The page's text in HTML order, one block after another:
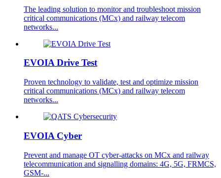
The leading solution to monitor and troubleshoot mission
critical communications (MCx) and railway telecom
networks...
EVOIA Drive Test
Proven technology to validate, test and optimize mission
critical communications (MCx) and railway telecom
networks...
EVOIA Cyber
Prevent and manage OT cyber-attacks on MCx and railway
telecommunication and signalling domains: 4G, 5G, FRMCS,
GSM-...